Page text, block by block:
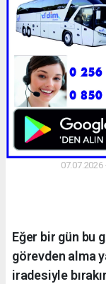
07.07.2026
Eğer bir gün bu
görevden alma
iradesiyle